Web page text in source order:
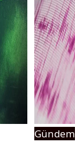
Gündem